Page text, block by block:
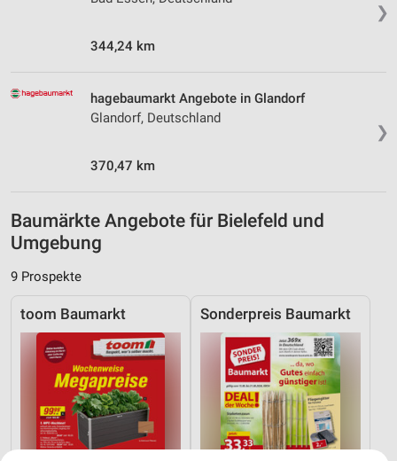
❯
344,24 km
❯
hagebaumarkt Angebote in Glandorf
Glandorf, Deutschland
370,47 km
Baumärkte Angebote für Bielefeld und
Umgebung
9 Prospekte
toom Baumarkt Sonderpreis Baumarkt